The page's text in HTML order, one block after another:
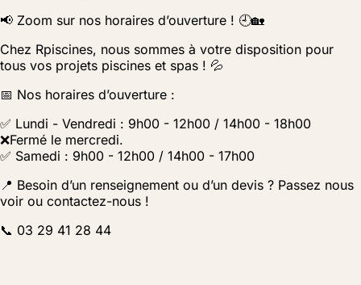
📢 Zoom sur nos horaires d’ouverture ! 🕘🏡
Chez Rpiscines, nous sommes à votre disposition pour
tous vos projets piscines et spas ! 💦
📅 Nos horaires d’ouverture :
✅ Lundi - Vendredi : 9h00 - 12h00 / 14h00 - 18h00
❌Fermé le mercredi.
✅ Samedi : 9h00 - 12h00 / 14h00 - 17h00
📍 Besoin d’un renseignement ou d’un devis ? Passez nous
voir ou contactez-nous !
📞 03 29 41 28 44